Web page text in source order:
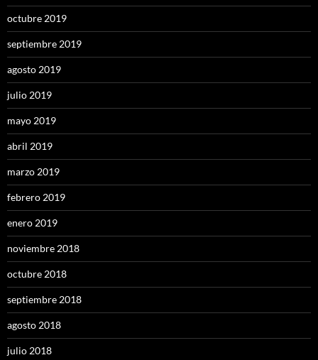
octubre 2019
septiembre 2019
agosto 2019
julio 2019
mayo 2019
abril 2019
marzo 2019
febrero 2019
enero 2019
noviembre 2018
octubre 2018
septiembre 2018
agosto 2018
julio 2018